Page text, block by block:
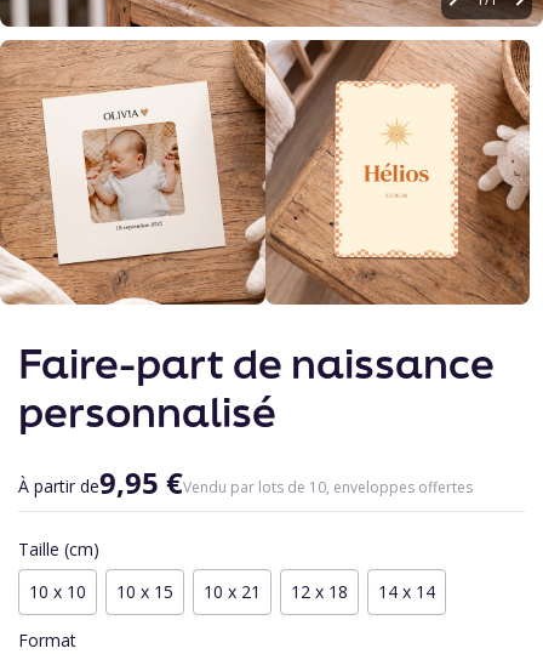
beginning
the
gallery
Faire-part de naissance
personnalisé
À partir de9,95 €Vendu par lots de 10, enveloppes offertes
Taille (cm)
10 x 10
10 x 15 10 x 21 12 x 18 14 x 14
Format